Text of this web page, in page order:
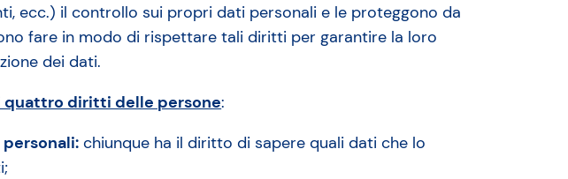
ecc.) il controllo sui propri dati personali e le proteggono da
fare in modo di rispettare tali diritti per garantire la loro
dei dati.
quattro diritti delle persone:
chiunque ha il diritto di sapere quali dati che lo